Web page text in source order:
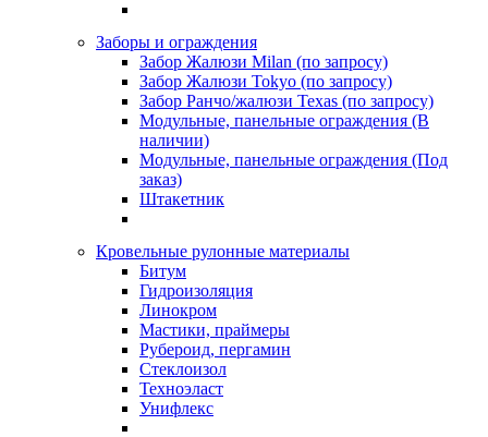
Заборы и ограждения
Забор Жалюзи Milan (по запросу)
Забор Жалюзи Tokyo (по запросу)
Забор Ранчо/жалюзи Texas (по запросу)
Модульные, панельные ограждения (В
наличии)
Модульные, панельные ограждения (Под
заказ)
Штакетник
Кровельные рулонные материалы
Битум
Гидроизоляция
Линокром
Мастики, праймеры
Рубероид, пергамин
Стеклоизол
Техноэласт
Унифлекс